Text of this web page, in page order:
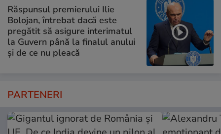
Răspunsul premierului Ilie
Bolojan, întrebat dacă este
pregătit să asigure interimatul
la Guvern până la finalul anului
și de ce nu pleacă
PARTENERI